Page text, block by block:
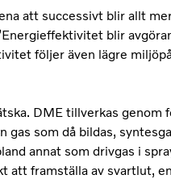
att successivt blir allt
blir
följer även lägre
DME tillverkas genom
gas som då bildas,
annat som drivgas i
att framställa av svartlut,